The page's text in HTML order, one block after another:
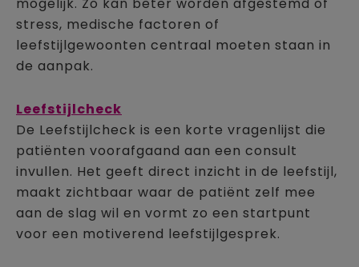
mogelijk. Zo kan beter worden afgestemd of
stress, medische factoren of
leefstijlgewoonten centraal moeten staan in
de aanpak.
Leefstijlcheck
De Leefstijlcheck is een korte vragenlijst die
patiënten voorafgaand aan een consult
invullen. Het geeft direct inzicht in de leefstijl,
maakt zichtbaar waar de patiënt zelf mee
aan de slag wil en vormt zo een startpunt
voor een motiverend leefstijlgesprek.